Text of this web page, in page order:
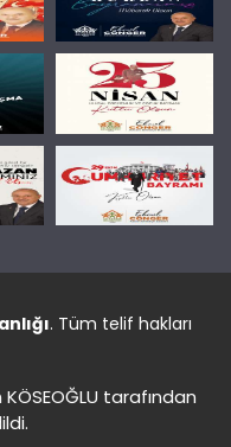
. Tüm telif hakları
tarafından